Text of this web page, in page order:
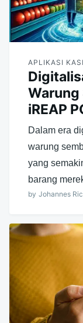
APLIKASI
Warung
iREAP
Dalam era
warung
yang
barang
by Johannes